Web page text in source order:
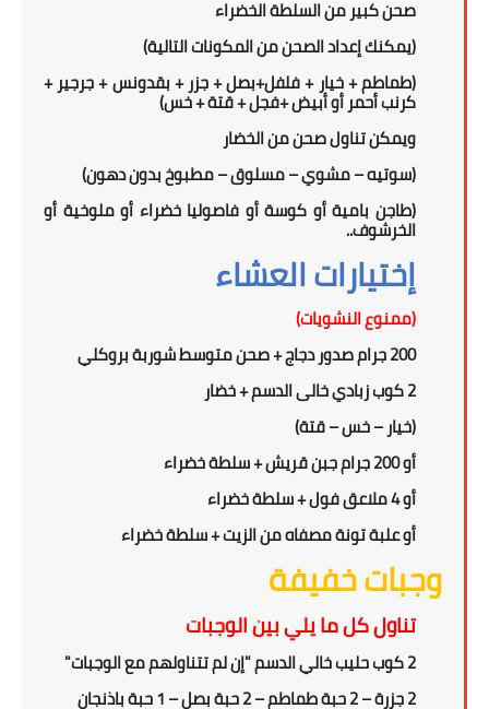
صحن كبير من السلطة الخضراء
(يمكنك إعداد الصحن من المكونات التالية)
(طماطم + خيار + فلفل+بصل + جزر + بقدونس + جرجير +
كرنب أحمر أو أبيض +فجل + قتة + خس)
ويمكن تناولصحنمن الخضار
(سوتيه – مشوي – مسلوق – مطبوخ بدون دهون)
(طاجن بامية أو كوسة أو فاصوليا خضراء أو ملوخية أو
الخرشوف..
إختيارات العشاء
(ممنوع النشويات)
200 جرام صدور دجاج + صحن متوسط شوربة بروكلي
2كوب زبادي خالى الدسم+خضار
(خيار – خس – قتة)
أو 2 00 جرام جبن قريش + سلطة خضراء
أو 4 ملاعق فول + سلطة خضراء
أو علبة تونة مصفاه من الزيت + سلطة خضراء
وجبات خفيفة
تناول كل ما يلي بين الوجبات
2 كوب حليب خالي الدسم "إن لم تتناولهم مع الوجبات"
2 جزرة – 2 حبة طماطم – 2 حبة بصل – 1 حبة باذنجان